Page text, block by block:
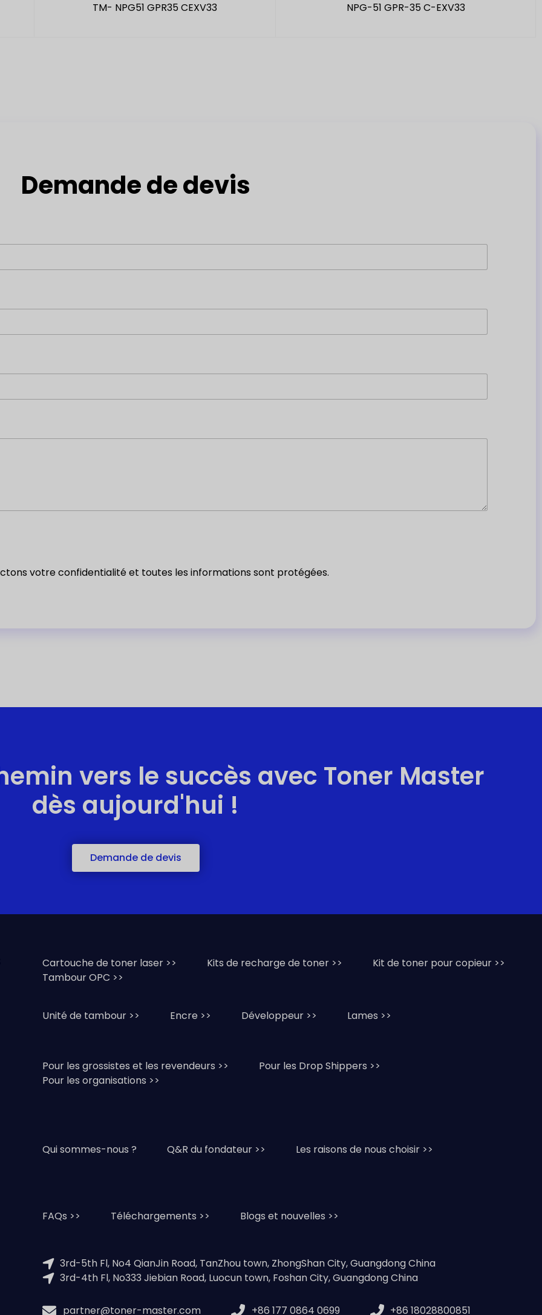
TM- NPG51 GPR35 CEXV33 NPG-51 GPR-35 C-EXV33
Demande de devis
votre confidentialité et toutes les informations sont protégées.
vers le succès avec Toner Master
dès aujourd'hui !
Demande de devis
Cartouche de toner laser >> Kits de recharge de toner >>
Kit de toner pour copieur >>
Tambour OPC >>
Unité de tambour >> Encre >> Développeur >> Lames >>
Pour les grossistes et les revendeurs >>
Pour les Drop Shippers >>
Pour les organisations >>
Qui sommes-nous ? Q&R du fondateur >> Les raisons de nous choisir >>
FAQs >> Téléchargements >> Blogs et nouvelles >>
3rd-5th Fl, No4 QianJin Road, TanZhou town, ZhongShan City, Guangdong China
3rd-4th Fl, No333 Jiebian Road, Luocun town, Foshan City, Guangdong China
partner@toner-master.com +86 177 0864 0699 +86 18028800851